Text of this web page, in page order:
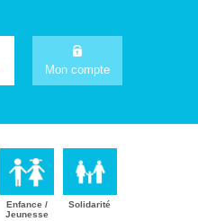
Mon compte
Enfance /
Jeunesse
Solidarité